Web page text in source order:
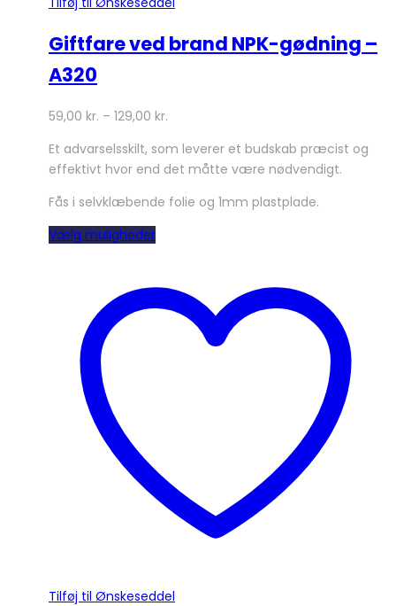
Giftfare ved brand NPK-gødning –
A320
59,00 kr. – 129,00 kr.
Et advarselsskilt, som leverer et budskab præcist og
effektivt hvor end det måtte være nødvendigt.
Fås i selvklæbende folie og 1mm plastplade.
Vælg mulighederDette
flere
varianter.
Mulighederne
Tilføj til Ønskeseddel